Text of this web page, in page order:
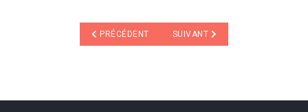
ARTICLE PRÉCÉDENT : LA SMART CITY : QUELS
PRÉCÉDENT ARTICLE SUIVANT :
SUIVANT